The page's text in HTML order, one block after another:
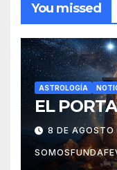
You missed
ASTROLOGÍA
EL
8 DE